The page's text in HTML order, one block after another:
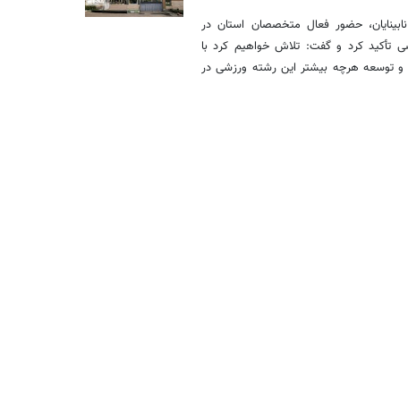
حضور فعال متخصصان استان در
تأکید کرد و گفت: تلاش خواهیم کرد با
و توسعه هرچه بیشتر این رشته ورزشی در